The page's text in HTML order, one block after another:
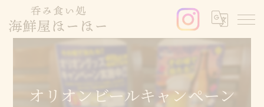
オリオンビールキャンペーン